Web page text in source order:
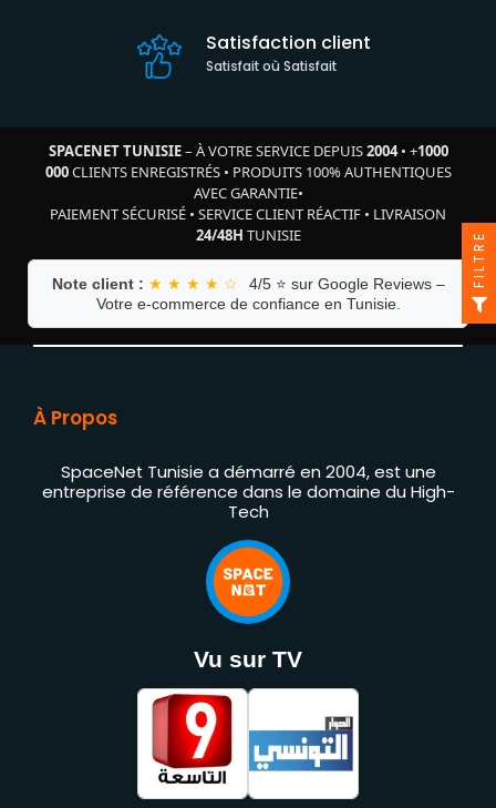
Satisfaction client
Satisfait où Satisfait
SPACENET TUNISIE– À VOTRE SERVICE DEPUIS2004• +1000
000CLIENTS ENREGISTRÉS• PRODUITS 100% AUTHENTIQUES
AVEC GARANTIE•
PAIEMENT SÉCURISÉ • SERVICE CLIENT RÉACTIF • LIVRAISON
24/48H TUNISIE
Note client : ★ ★ ★ ★ ☆
4/5 ⭐ sur Google Reviews –
Votre e-commerce de confiance en Tunisie.
À Propos
SpaceNet Tunisie a démarré en 2004, est une
entreprise de référence dans le domaine du High-
Tech
Vu sur TV
FILTRE